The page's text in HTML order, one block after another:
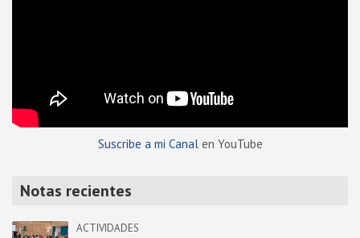
Suscribe a mi Canalen YouTube
Notas recientes
ACTIVIDADES